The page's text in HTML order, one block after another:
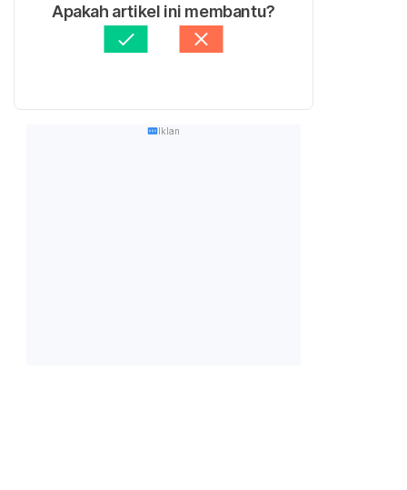
Apakah artikel ini membantu?
Iklan